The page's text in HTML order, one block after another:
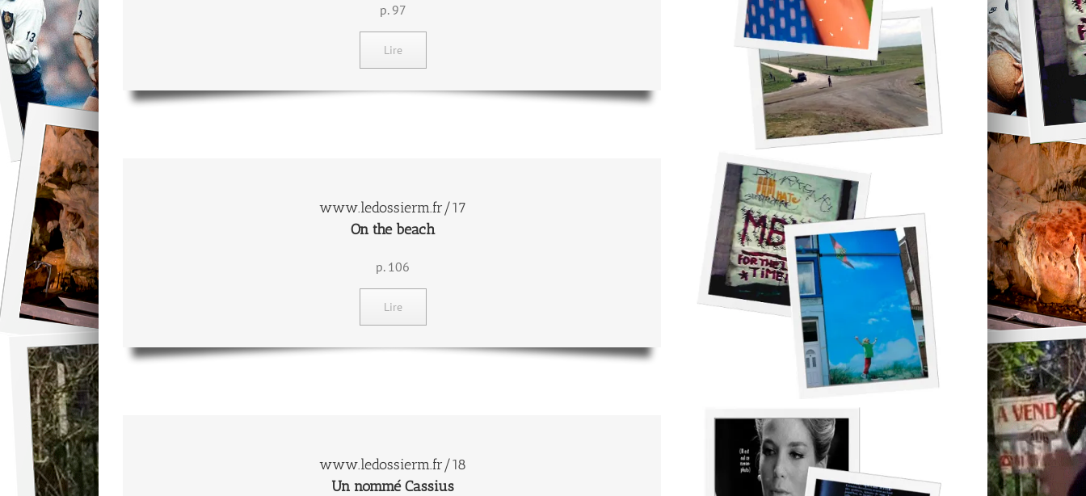
p. 97
Lire
www.ledossierm.fr/17
On the beach
p. 106
Lire
www.ledossierm.fr/18
Un nommé Cassius